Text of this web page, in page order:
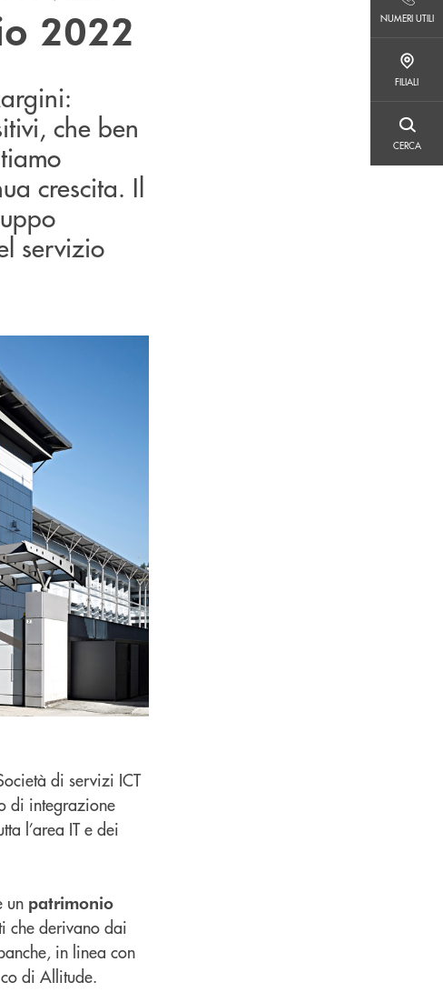
NUMERI UTILI
FILIALI
CERCA
2022
che ben
crescita. Il
servizio
di servizi ICT
di integrazione
l’area IT e dei
un patrimonio
che derivano dai
in linea con
di Allitude.